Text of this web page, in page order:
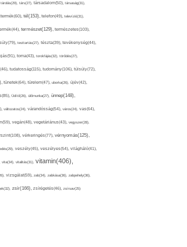
tárolás(29), társ(27), társadalom(50), társaság(31),
tél(153), telefon(49), televízió(31),
természet(129), természetes(103),
testtartás(27), tészta(39), tevékenység(44),
torna(43), torokfájás(32), törődés(27),
tudatosság(115), tudomány(106), túlsúly(72),
tünetek(64), türelem(47), uborka(26), újév(42),
Üdítő(26), ülőmunka(27), ünnep(148),
változatos(24), várandósság(54), város(24), vas(64),
vegán(48), vegetáriánus(43), vegyszer(28),
vérkeringés(77), vérnyomás(125),
veszély(45), veszélyes(54), világháló(41),
vita(34), vitalitás(31), vitamin(406),
vizsgálat(59), zab(34), zabkása(36), zabpehely(36),
zsír(166), zsírégetés(46), zsírsav(25)